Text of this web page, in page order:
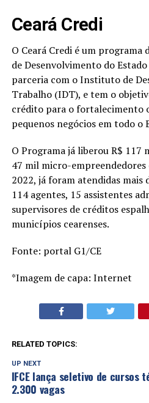
Ceará Credi
O Ceará Credi é um programa
de Desenvolvimento do
parceria com o Instituto de
Trabalho (IDT), e tem o
crédito para o fortalecimento
pequenos negócios em todo o
O Programa já liberou R$ 117
47 mil micro-empreendedores
2022, já foram atendidas mais
114 agentes, 15 assistentes
supervisores de créditos
municípios cearenses.
Fonte: portal G1/CE
*Imagem de capa: Internet
RELATED TOPICS:
UP NEXT
IFCE lança seletivo de cursos
2.300 vagas